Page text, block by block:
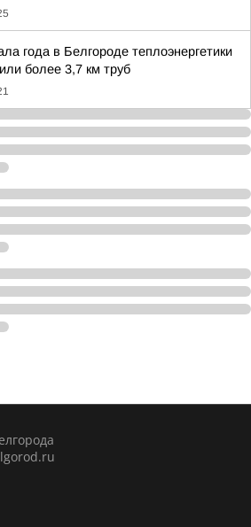
года в Белгороде теплоэнергетики
более 3,7 км труб